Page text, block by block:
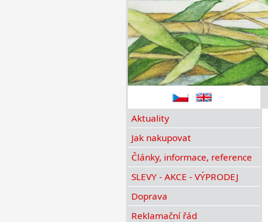
Aktuality
Jak nakupovat
Články, informace, reference
SLEVY - AKCE - VÝPRODEJ
Doprava
Reklamační řád